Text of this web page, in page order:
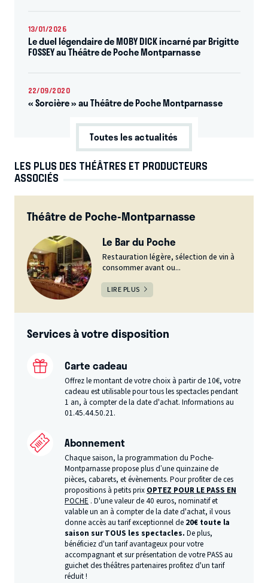
13/01/2026
Le duel légendaire de MOBY DICK incarné par Brigitte
FOSSEY au Théâtre de Poche Montparnasse
22/09/2020
« Sorcière » au Théâtre de Poche Montparnasse
Toutes les actualités
LES PLUS DES THÉÂTRES ET PRODUCTEURS
ASSOCIÉS
Théâtre de Poche-Montparnasse
Le Bar du Poche
Restauration légère, sélection de vin à
consommer avant ou...
LIRE PLUS
Services à votre disposition
Carte cadeau
Offrez le montant de votre choix à partir de 10€, votre
cadeau est utilisable pour tous les spectacles pendant
1 an, à compter de la date d'achat. Informations au
01.45.44.50.21.
Abonnement
Chaque saison, la programmation du Poche-
Montparnasse propose plus d’une quinzaine de
pièces, cabarets, et évènements. Pour profiter de ces
propositions à petits prix OPTEZ POUR LE PASS EN
POCHE . D'une valeur de 40 euros, nominatif et
valable un an à compter de la date d'achat, il vous
donne accès au tarif exceptionnel de 20€ toute la
saison sur TOUS les spectacles.De plus,
bénéficiez d'un tarif avantageux pour votre
accompagnant et sur présentation de votre PASS au
guichet des théâtres partenaires profitez d'un tarif
réduit !